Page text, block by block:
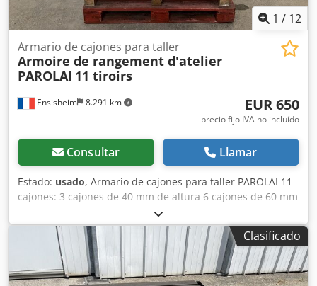
Rud y alojamiento para puntales, suelo de chapa y
madera, n.º 12 neumáticos 245.70 R 17.5, laterales de
aluminio en el cuello, garantía del fabricante,
CONCESIONARIO INTERDRIVE SRL - PARMA. Crjdpfjznm
Tqox Anvof
1 / 12
Ensisheim 8.291 km
Armario de cajones para taller
Armoire de rangement d'atelier
PAROLAI 11 tiroirs
EUR 650
precio fijo IVA no incluído
Consultar Llamar
Estado: usado, Armario de cajones para taller PAROLAI 11
cajones: 3 cajones de 40 mm de altura 6 cajones de 60 mm
de altura 1 cajón de 150 mm de altura 1 cajón de 90 mm
de altura Csdpfszmxttox Anverf Dimensiones (L x An x Al):
910 x 720 x 1110 mm Peso: aprox. 150 kg
Clasificado